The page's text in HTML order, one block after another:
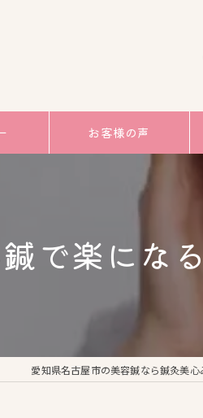
お客様の声
で楽にな
愛知県名古屋市の美容鍼なら鍼灸美心